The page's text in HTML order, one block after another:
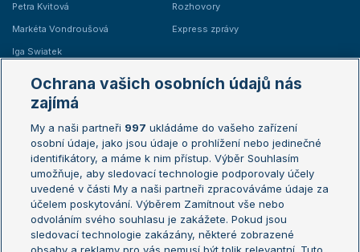
Petra Kvitová
Markéta Vondroušová
Iga Swiatek
Rozhovory
Express zprávy
Žebříčky
Žebříček ATP (muži)
Žebříček WTA (ženy)
Sázkařský žebříček
Australian Open
French Open
Wimbledon
US Open
Turnaj mistrů
Turnaj mistryň
Ochrana vašich osobních údajů nás
zajímá
My a naši partneři 997 ukládáme do vašeho zařízení
osobní údaje, jako jsou údaje o prohlížení nebo jedinečné
identifikátory, a máme k nim přístup. Výběr Souhlasím
umožňuje, aby sledovací technologie podporovaly účely
uvedené v části My a naši partneři zpracováváme údaje za
účelem poskytování. Výběrem Zamítnout vše nebo
odvoláním svého souhlasu je zakážete. Pokud jsou
sledovací technologie zakázány, některé zobrazené